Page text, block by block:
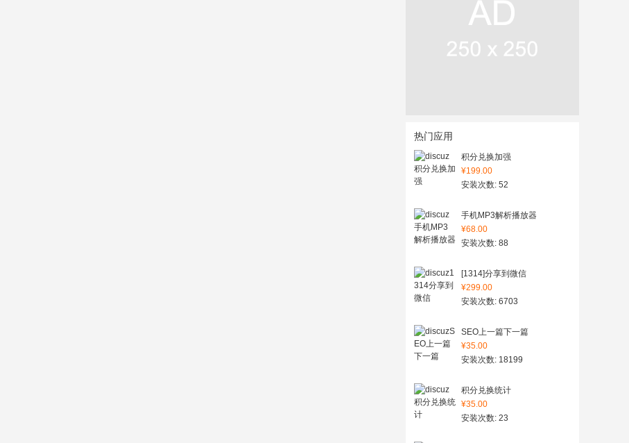
热门应用
积分兑换加强
¥199.00
安装次数: 52
手机MP3解析播放器
¥68.00
安装次数: 88
[1314]分享到微信
¥299.00
安装次数: 6703
SEO上一篇下一篇
¥35.00
安装次数: 18199
积分兑换统计
¥35.00
安装次数: 23